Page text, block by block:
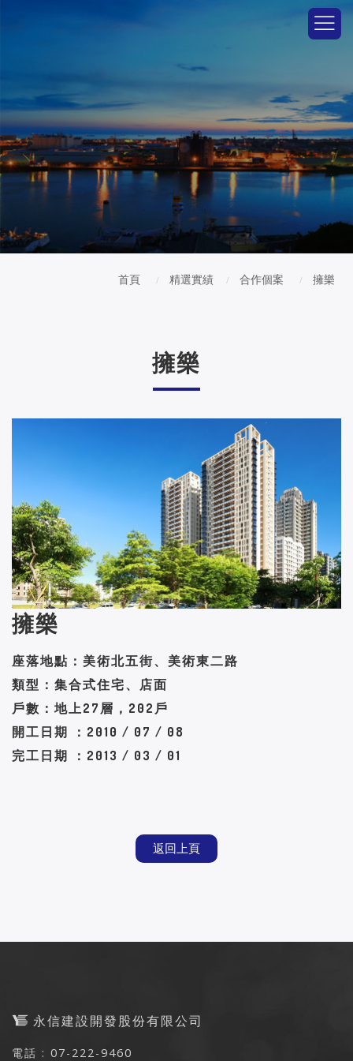
首頁 精選實績 合作個案 擁樂
擁樂
擁樂
座落地點：美術北五街、美術東二路
類型：集合式住宅、店面
戶數：地上27層，202戶
開工日期 ：2010 / 07 / 08
完工日期 ：2013 / 03 / 01
返回上頁
永信建設開發股份有限公司
電話 : 07-222-9460